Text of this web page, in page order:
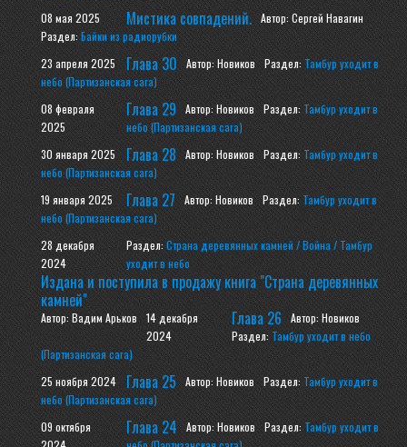
08 мая 2025
Мистика совпадений. Автор: Сергей Навагин
Раздел:Байки из радиорубки
23 апреля 2025
Глава 30 Автор: Новиков Раздел: Тамбур уходит в
небо (Партизанская сага)
08 февраля
2025
Глава 29 Автор: Новиков Раздел: Тамбур уходит в
небо (Партизанская сага)
30 января 2025
Глава 28 Автор: Новиков Раздел: Тамбур уходит в
небо (Партизанская сага)
19 января 2025
Глава 27 Автор: Новиков Раздел: Тамбур уходит в
небо (Партизанская сага)
28 декабря
2024
Издана и поступила в продажу книга "Страна деревянных
камней"
Автор: Вадим Арьков
Раздел: Страна деревянных камней / Война / Тамбур
уходит в небо
14 декабря
2024
Глава 26
Автор: Новиков
Раздел: Тамбур уходит в небо
(Партизанская сага)
25 ноября 2024
Глава 25 Автор: Новиков Раздел: Тамбур уходит в
небо (Партизанская сага)
09 октября
Глава 24 Автор: Новиков Раздел:Тамбур уходит в